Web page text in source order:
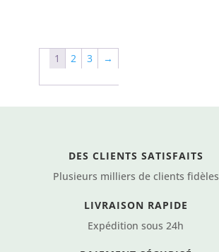
1 2 3 →
DES CLIENTS SATISFAITS
Plusieurs milliers de clients fidèles
LIVRAISON RAPIDE
Expédition sous 24h